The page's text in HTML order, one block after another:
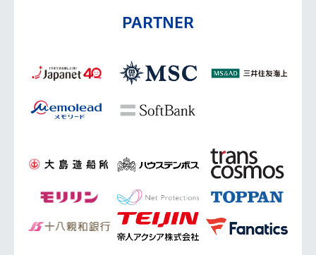
PARTNER